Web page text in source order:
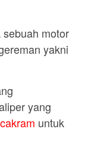
motor
yakni
yang
untuk